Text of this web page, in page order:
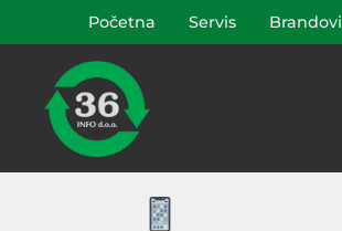
Početna Servis Brandovi